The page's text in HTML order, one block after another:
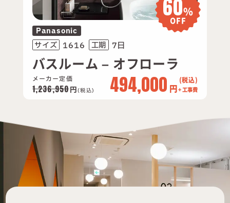
60%
OFF
Panasonic
サイズ 1616 工期 7日
バスルーム – オフローラ
メーカー定価
1,236,950円(税込) 494,000 円+ 工事費